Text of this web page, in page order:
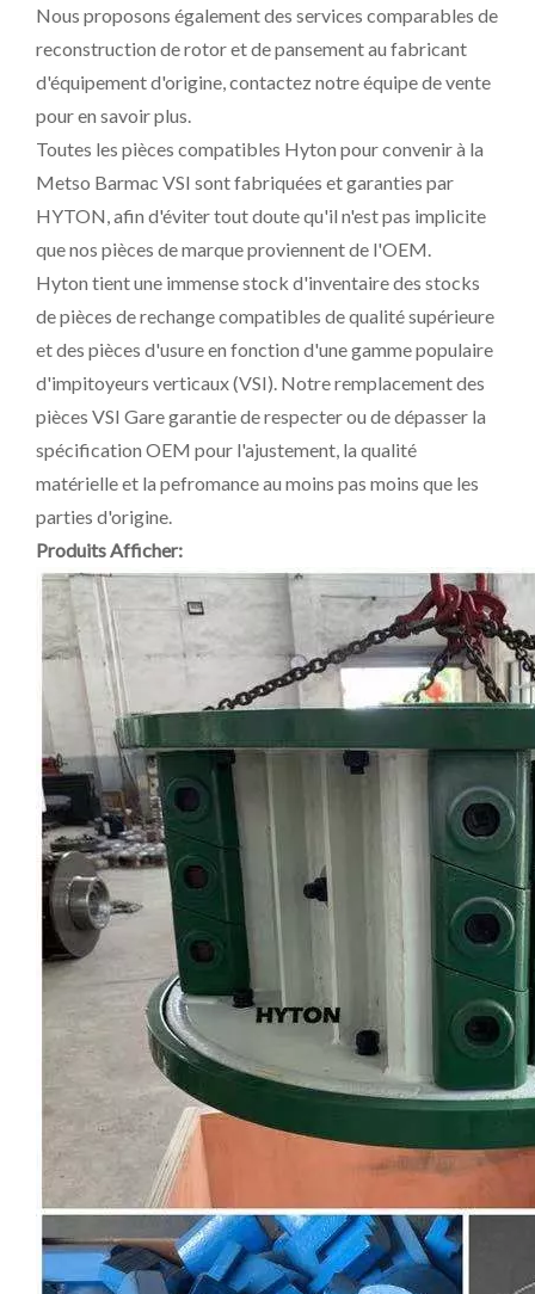
Nous proposons également des services comparables de
reconstruction de rotor et de pansement au fabricant
d'équipement d'origine, contactez notre équipe de vente
pour en savoir plus.
Toutes les pièces compatibles Hyton pour convenir à la
Metso Barmac VSI sont fabriquées et garanties par
HYTON, afin d'éviter tout doute qu'il n'est pas implicite
que nos pièces de marque proviennent de l'OEM.
Hyton tient une immense stock d'inventaire des stocks
de pièces de rechange compatibles de qualité supérieure
et des pièces d'usure en fonction d'une gamme populaire
d'impitoyeurs verticaux (VSI). Notre remplacement des
pièces VSI Gare garantie de respecter ou de dépasser la
spécification OEM pour l'ajustement, la qualité
matérielle et la pefromance au moins pas moins que les
parties d'origine.
Produits Afficher: